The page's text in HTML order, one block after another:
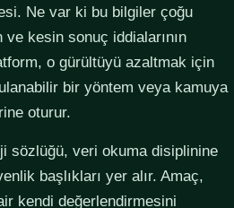
Ne var ki bu bilgiler çoğu
ve kesin sonuç iddialarının
o gürültüyü azaltmak için
bir yöntem veya kamuya
oturur.
sözlüğü, veri okuma disiplinine
başlıkları yer alır. Amaç,
kendi değerlendirmesini